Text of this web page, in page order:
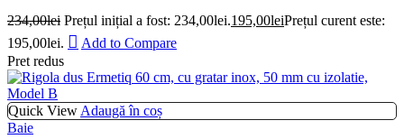
234,00lei Prețul inițial a fost: 234,00lei.195,00leiPrețul curent este:
195,00lei.
Add to Compare
Pret redus
Quick View Adaugă în coș
Baie